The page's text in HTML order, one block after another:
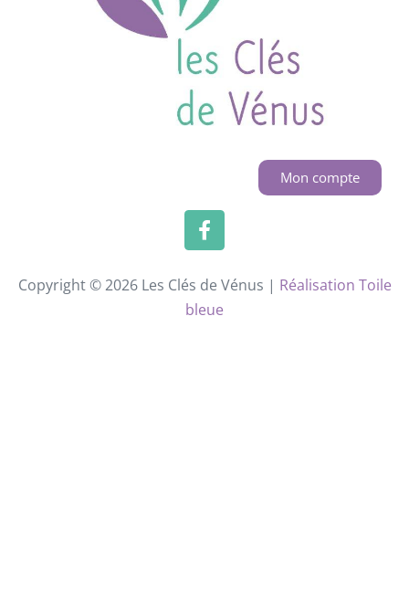
Mon compte
Copyright © 2026 Les Clés de Vénus | Réalisation Toile
bleue